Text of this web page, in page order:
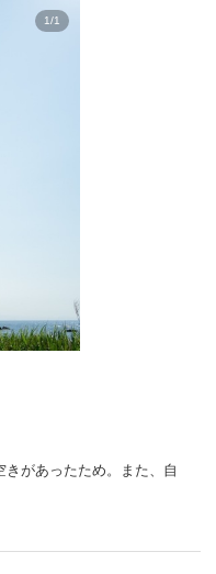
1/1
があったため。また、自